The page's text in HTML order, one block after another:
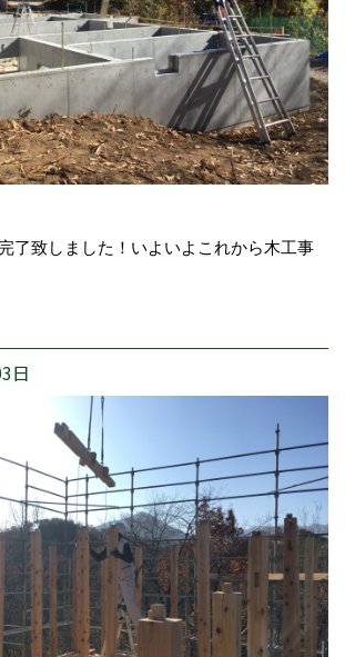
了致しました！いよいよこれから木工事
日